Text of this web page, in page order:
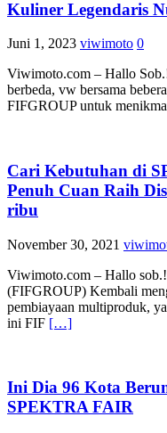
Kuliner Legendaris
Juni 1, 2023 viwimoto 0
Viwimoto.com – Hallo
berbeda, vw bersama
FIFGROUP untuk
Cari Kebutuhan di
Penuh Cuan Raih
ribu
November 30, 2021
Viwimoto.com – Hallo
(FIFGROUP) Kembali
pembiayaan multiproduk,
ini FIF […]
Ini Dia 96 Kota
SPEKTRA FAIR